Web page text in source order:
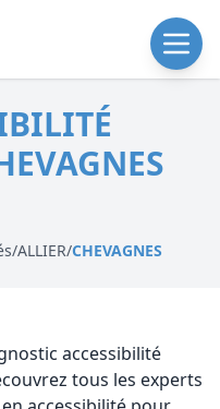
/ALLIER/CHEVAGNES
accessibilité
tous les experts